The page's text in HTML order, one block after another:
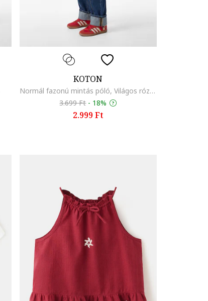
KOTON
Normál fazonú mintás póló, Világos rózsaszín
3.699 Ft - 18%
2.999 Ft